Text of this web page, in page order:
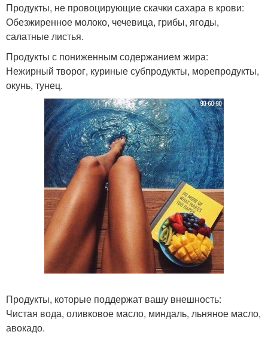
Продукты, не провоцирующие скачки сахара в крови:
Обезжиренное молоко, чечевица, грибы, ягоды,
салатные листья.
Продукты с пониженным содержанием жира:
Нежирный творог, куриные субпродукты, морепродукты,
окунь, тунец.
Продукты, которые поддержат вашу внешность:
Чистая вода, оливковое масло, миндаль, льняное масло,
авокадо.